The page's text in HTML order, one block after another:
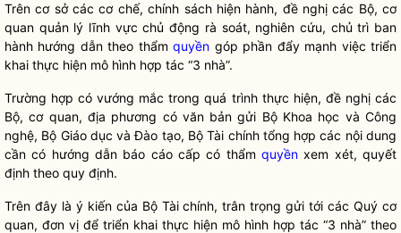
Trên cơ sở các cơ chế, chính sách hiện hành, đề nghị các Bộ, cơ
quan quản lý lĩnh vực chủ động rà soát, nghiên cứu, chủ trì ban
hành hướng dẫn theo thẩmquyền góp phần đẩy mạnh việc triển
khai thực hiện mô hình hợp tác “3 nhà”.
Trường hợp có vướng mắc trong quá trình thực hiện, đề nghị các
Bộ, cơ quan, địa phương có văn bản gửi Bộ Khoa học và Công
nghệ, Bộ Giáo dục và Đào tạo, Bộ Tài chính tổng hợp các nội dung
cần có hướng dẫn báo cáo cấp có thẩm quyền xem xét, quyết
định theo quy định.
Trên đây là ý kiến của Bộ Tài chính, trân trọng gửi tới các Quý cơ
quan, đơn vị để triển khai thực hiện mô hình hợp tác “3 nhà” theo